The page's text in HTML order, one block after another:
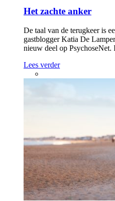
Het zachte anker
De taal van de terugkeer is
gastblogger Katia De
nieuw deel op PsychoseNet.
Lees verder